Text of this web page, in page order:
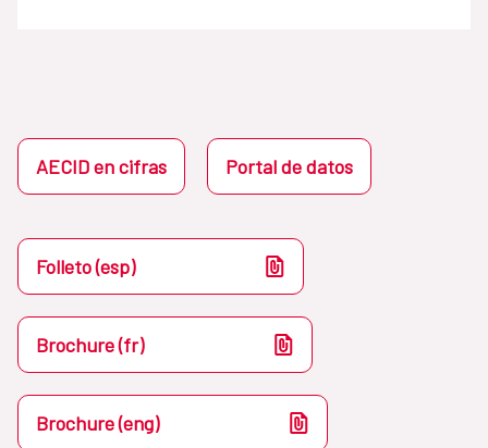
AECID en cifras Portal de datos
Folleto (esp)
Brochure (fr)
Brochure (eng)